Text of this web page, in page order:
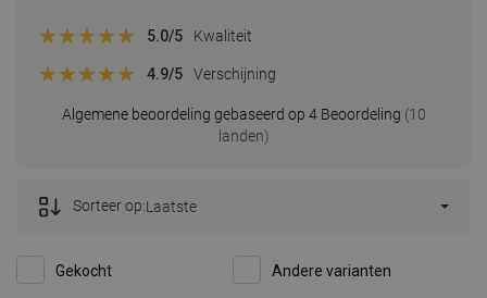
Algemene beoordeling gebaseerd op 4 Beoordeling (10
landen)
5.0/5 Kwaliteit
4.9/5 Verschijning
Gekocht Andere varianten
Sorteer op:Laatste